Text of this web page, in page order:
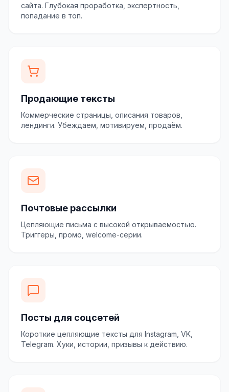
сайта. Глубокая проработка, экспертность,
попадание в топ.
Продающие тексты
Коммерческие страницы, описания товаров,
лендинги. Убеждаем, мотивируем, продаём.
Почтовые рассылки
Цепляющие письма с высокой открываемостью.
Триггеры, промо, welcome-серии.
Посты для соцсетей
Короткие цепляющие тексты для Instagram, VK,
Telegram. Хуки, истории, призывы к действию.